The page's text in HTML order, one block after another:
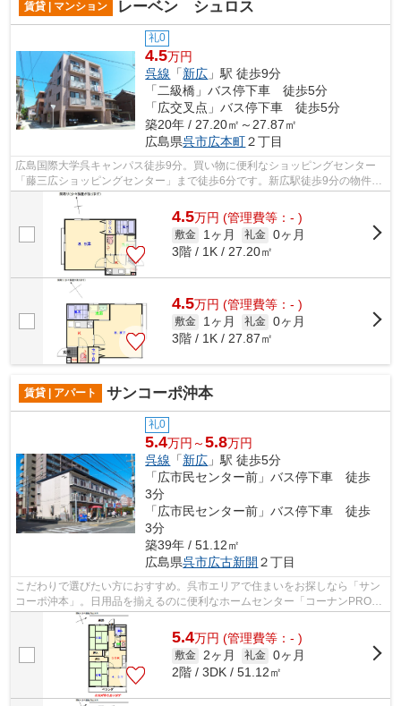
賃貸 | マンション レーベン シュロス
礼0
4.5万円
呉線 「新広 」駅 徒歩9分
「二級橋」バス停下車 徒歩5分
「広交叉点」バス停下車 徒歩5分
築20年 / 27.20㎡～27.87㎡
広島県呉市広本町２丁目
広島国際大学呉キャンパス徒歩9分。買い物に便利なショッピングセンター
「藤三広ショッピングセンター」まで徒歩6分です。新広駅徒歩9分の物件で
アクセスも良好です。女性の一人暮らし...
4.5万円 (管理費等：- )
敷金 1ヶ月 礼金 0ヶ月
3階 / 1K / 27.20㎡
4.5万円 (管理費等：- )
敷金 1ヶ月 礼金 0ヶ月
3階 / 1K / 27.87㎡
賃貸 | アパート サンコーポ沖本
礼0
5.4万円～5.8万円
呉線 「新広 」駅 徒歩5分
「広市民センター前」バス停下車 徒歩
3分
「広市民センター前」バス停下車 徒歩
3分
築39年 / 51.12㎡
広島県呉市広古新開 ２丁目
こだわりで選びたい方におすすめ。呉市エリアで住まいをお探しなら「サン
コーポ沖本」。日用品を揃えるのに便利なホームセンター「コーナンPRO呉
広支所前店」まで、175mです。徒歩5分...
5.4万円 (管理費等：- )
敷金 2ヶ月 礼金 0ヶ月
2階 / 3DK / 51.12㎡